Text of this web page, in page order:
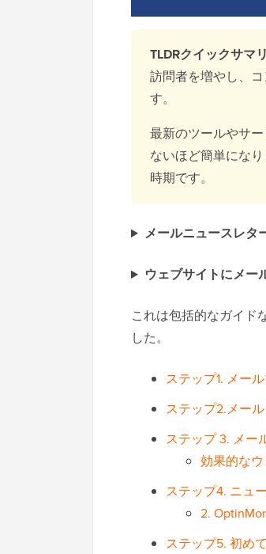
TLDRクイックサマ
訪問者を増やし、
す。
最新のツールやサ
ないほど簡単にな
時期です。
メールニュースレタ
ウェブサイトにメー
これは包括的なガイド
した。
ステップ1. メー
ステップ2.メー
ステップ 3. メー
効果的な
ステップ4. ニュ
2.
ステップ5. 初め